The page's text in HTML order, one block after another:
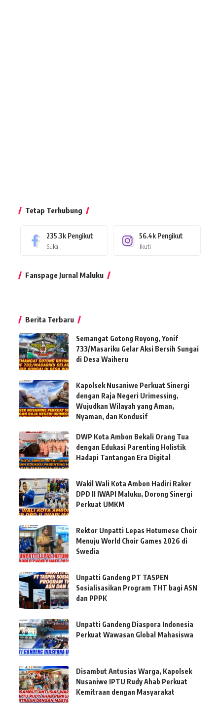
Tetap Terhubung
235.3k Pengikut
Suka
56.4k Pengikut
Ikuti
Fanspage Jurnal Maluku
Berita Terbaru
Semangat Gotong Royong, Yonif
733/Masariku Gelar Aksi Bersih Sungai
di Desa Waiheru
Kapolsek Nusaniwe Perkuat Sinergi
dengan Raja Negeri Urimessing,
Wujudkan Wilayah yang Aman,
Nyaman, dan Kondusif
DWP Kota Ambon Bekali Orang Tua
dengan Edukasi Parenting Holistik
Hadapi Tantangan Era Digital
Wakil Wali Kota Ambon Hadiri Raker
DPD II IWAPI Maluku, Dorong Sinergi
Perkuat UMKM
Rektor Unpatti Lepas Hotumese Choir
Menuju World Choir Games 2026 di
Swedia
Unpatti Gandeng PT TASPEN
Sosialisasikan Program THT bagi ASN
dan PPPK
Unpatti Gandeng Diaspora Indonesia
Perkuat Wawasan Global Mahasiswa
Disambut Antusias Warga, Kapolsek
Nusaniwe IPTU Rudy Ahab Perkuat
Kemitraan dengan Masyarakat